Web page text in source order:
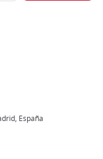
España